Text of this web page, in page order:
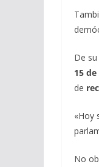
De
15
de
«Hoy
No